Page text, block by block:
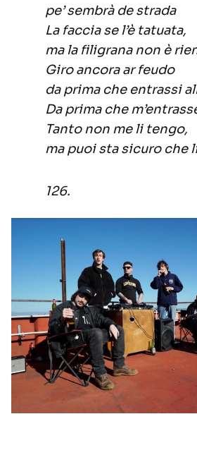
pe’ sembrà de strada
La faccia se l’è tatuata,
ma la filigrana non è
Giro ancora ar feudo
da prima che entrassi
Da prima che
Tanto non me li tengo,
ma puoi sta sicuro che
126.